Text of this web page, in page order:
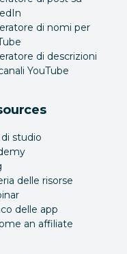
di nomi per
di descrizioni
YouTube
di studio
delle risorse
delle app
an affiliate